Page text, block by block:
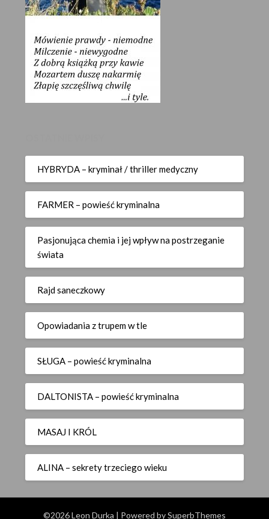
HYBRYDA – kryminał / thriller medyczny
FARMER – powieść kryminalna
Pasjonująca chemia i jej wpływ na postrzeganie
świata
Rajd saneczkowy
Opowiadania z trupem w tle
SŁUGA – powieść kryminalna
DALTONISTA – powieść kryminalna
MASAJ I KRÓL
ALINA – sekrety trzeciego wieku
©2026 Leon Durka | Powered bySuperbThemes